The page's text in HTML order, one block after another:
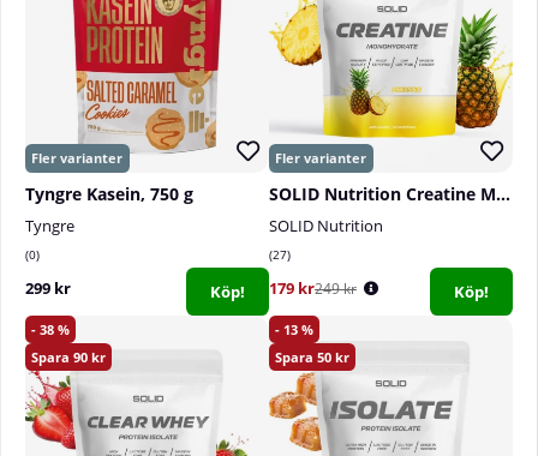
Användning: 1 skopa (ca 35 g) blandas med 3-4 dl
vatten eller mjölk. Ett dl-mått motsvarar ca 35 g
pulver (en portion).
Förvaring:Förvaras torrt i rumstemperatur.
Tänk på vikten av en mångsidig och
balanserad kost och en hälsosam livsstil.
Tyngre Kasein, 750 g
Tyngre
0
299 kr Köp!
SOLID Nutrition Creatine Monohydrate, 400 g
SOLID Nutrition
27
179 kr249 kr Köp!
38
90
13
50